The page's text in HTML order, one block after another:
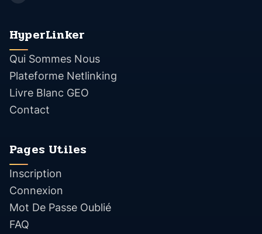
HyperLinker
Qui Sommes Nous
Plateforme Netlinking
Livre Blanc GEO
Contact
Pages Utiles
Inscription
Connexion
Mot De Passe Oublié
FAQ